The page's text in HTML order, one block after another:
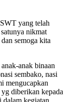
yang telah
nikmat
semoga kita
anak binaan
sembako, nasi
mengucapkan
diberikan kepada
dalam kegiatan